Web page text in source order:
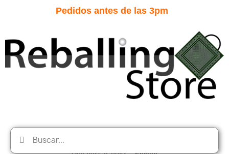
Pedidos antes de las 3pm